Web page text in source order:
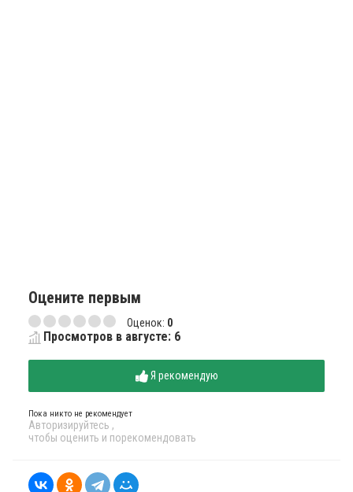
Оцените первым
Оценок: 0
Просмотров в августе: 6
Я рекомендую
Пока никто не рекомендует
Авторизируйтесь ,
чтобы оценить и порекомендовать